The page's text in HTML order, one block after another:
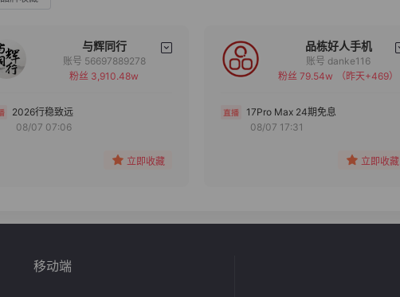
与辉同行
备注
账号 56697889278
粉丝 3,910.48w
2026行稳致远
08/07 07:06
立即收藏
品栋好人手机
备注
分组
账号 danke116
粉丝 79.54w
（昨天+469）
17Pro Max 24期免息
08/07 17:31
立即收藏
移动端